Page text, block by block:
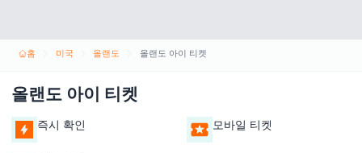
홈 미국 올랜도 올랜도 아이 티켓
올랜도 아이 티켓
즉시 확인 모바일 티켓